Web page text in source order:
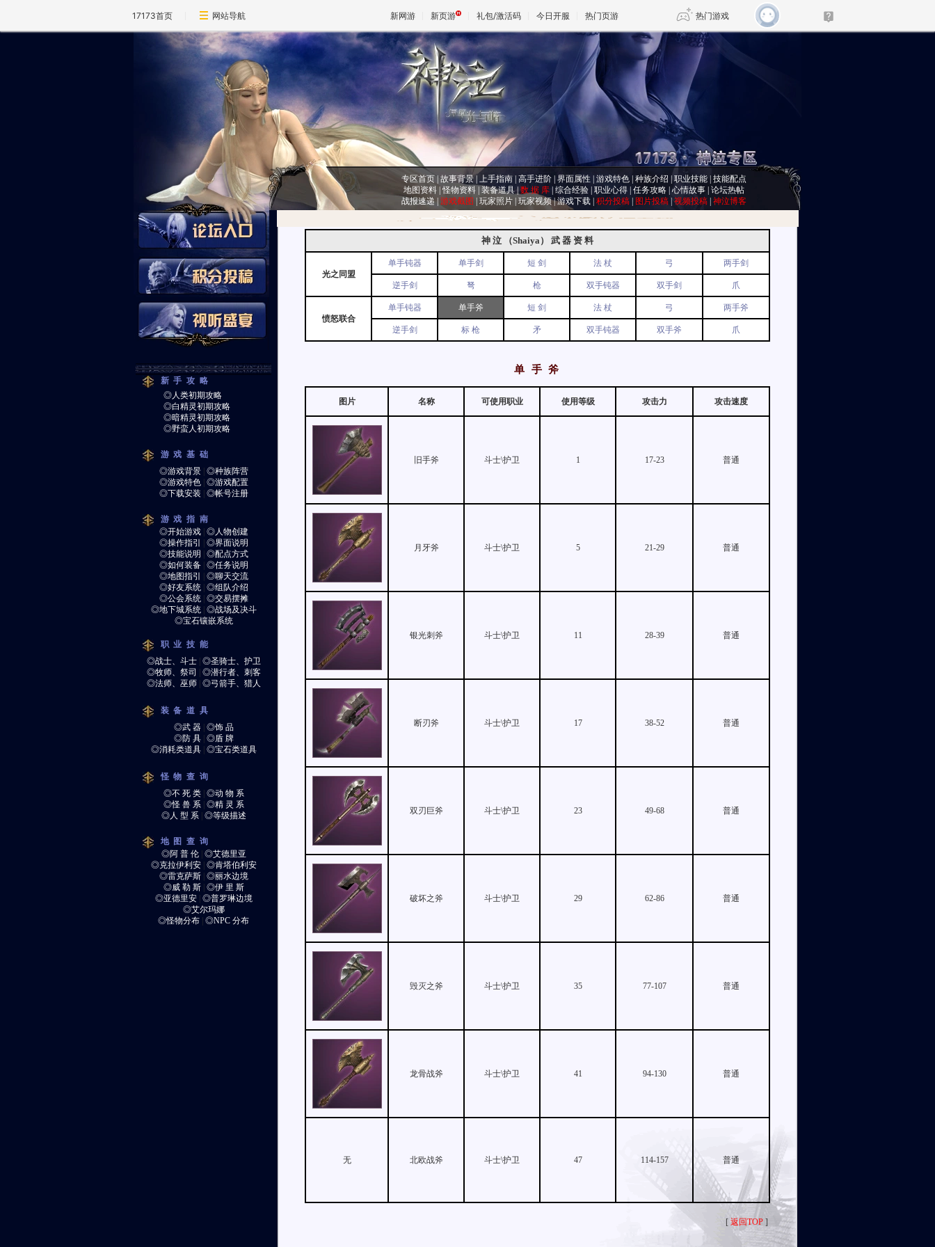
17173首页 网站导航 新网游 新页游 礼包/激活码 今日开服 热门页游 热门游戏
天堂 剑网3旗舰版 新天龙八部
王权与自由 诛仙世界 仙剑世界
专区首页 故事背景 上手指南 高手进阶 界面属性 游戏特色 种族介绍 |职业技能 技能配点
地图资料 |怪物资料 装备道具| 数 据 库 综合经验 职业心得 任务攻略 |心情故事 论坛热帖
战报速递
游戏截图 玩家照片 玩家视频|游戏下载 积分投稿 图片投稿 视频投稿 神泣博客
新手攻略
◎人类初期攻略
◎白精灵初期攻略
◎暗精灵初期攻略
◎野蛮人初期攻略
游戏基础
◎游戏背景| ◎种族阵营
◎游戏特色| ◎游戏配置
◎下载安装
◎帐号注册
游戏指南
◎开始游戏| ◎人物创建
◎操作指引
◎界面说明
◎技能说明
◎配点方式
◎如何装备| ◎任务说明
◎地图指引
◎聊天交流
◎好友系统| ◎组队介绍
◎公会系统| ◎交易摆摊
◎地下城系统| ◎战场及决斗
◎宝石镶嵌系统
职业技能
◎战士、斗士| ◎圣骑士、护卫
◎牧师、祭司
◎潜行者、刺客
◎法师、巫师| ◎弓箭手、猎人
装备道具
◎武 器| ◎饰 品
◎防 具| ◎盾 牌
◎消耗类道具| ◎宝石类道具
怪物查询
◎不 死 类| ◎动 物 系
◎怪 兽 系| ◎精 灵 系
◎人 型 系| ◎等级描述
地图查询
◎阿 普 伦| ◎艾德里亚
◎克拉伊利安| ◎肯塔伯利安
◎雷克萨斯| ◎丽水边境
◎威 勒 斯| ◎伊 里 斯
◎亚德里安| ◎普罗琳边境
◎艾尔玛娜
◎怪物分布 ◎NPC 分布
神 泣 （Shaiya） 武 器 资 料
光之同盟
单手钝器 单手剑 短 剑 法 杖 弓 两手剑
逆手剑 弩 枪 双手钝器 双手剑 爪
愤怒联合
单手钝器 单手斧 短 剑 法 杖 弓 两手斧
逆手剑 标 枪 矛 双手钝器 双手斧 爪
单 手 斧
图片 名称 可使用职业 使用等级 攻击力 攻击速度
旧手斧 斗士\护卫 1 17-23 普通
月牙斧 斗士\护卫 5 21-29 普通
银光刺斧 斗士\护卫 11 28-39 普通
断刃斧 斗士\护卫 17 38-52 普通
双刃巨斧 斗士\护卫 23 49-68 普通
破坏之斧 斗士\护卫 29 62-86 普通
毁灭之斧 斗士\护卫 35 77-107 普通
龙骨战斧 斗士\护卫 41 94-130 普通
无 北欧战斧 斗士\护卫 47 114-157 普通
[ 返回TOP ]